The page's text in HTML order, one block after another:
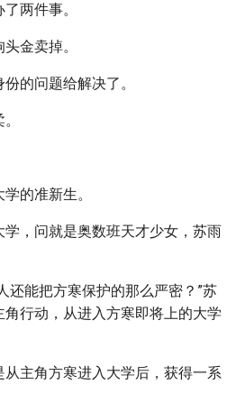
两件事。
金卖掉。
的问题给解决了。
的准新生。
，问就是奥数班天才少女，苏雨
还能把方寒保护的那么严密？”苏
行动，从进入方寒即将上的大学
主角方寒进入大学后，获得一系